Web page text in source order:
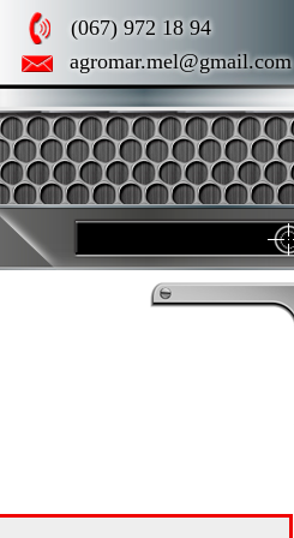
(067) 972 18 94
agromar.mel@gmail.com